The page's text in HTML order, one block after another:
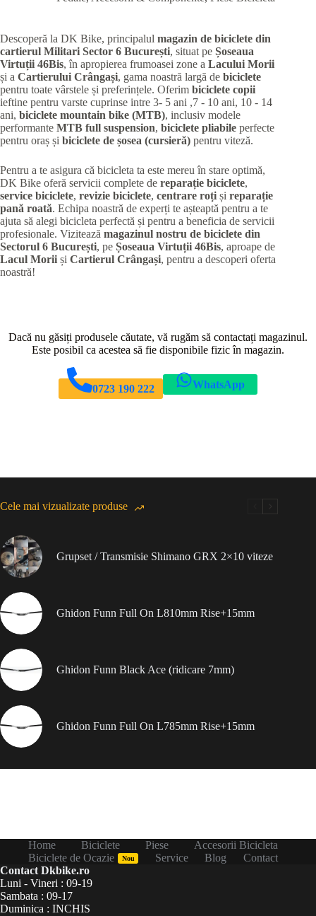
Descoperă la DK Bike, principalul magazin de biciclete din
cartierul Militari Sector 6 București, situat pe Șoseaua
Virtuții 46Bis, în apropierea frumoasei zone a Lacului Morii
și a Cartierului Crângași, gama noastră largă de biciclete
pentru toate vârstele și preferințele. Oferim biciclete copii
ieftine pentru varste cuprinse intre 3- 5 ani ,7 - 10 ani, 10 - 14
ani, biciclete mountain bike (MTB), inclusiv modele
performante MTB full suspension, biciclete pliabile perfecte
pentru oraș și biciclete de șosea (cursieră) pentru viteză.
Pentru a te asigura că bicicleta ta este mereu în stare optimă,
DK Bike oferă servicii complete de reparație biciclete,
service biciclete, revizie biciclete, centrare roți și reparație
pană roată. Echipa noastră de experți te așteaptă pentru a te
ajuta să alegi bicicleta perfectă și pentru a beneficia de servicii
profesionale. Vizitează magazinul nostru de biciclete din
Sectorul 6 București, pe Șoseaua Virtuții 46Bis, aproape de
Lacul Morii și Cartierul Crângași, pentru a descoperi oferta
noastră!
Dacă nu găsiți produsele căutate, vă rugăm să contactați magazinul.
Este posibil ca acestea să fie disponibile fizic în magazin.
0723 190 222 WhatsApp
Cele mai vizualizate produse
Grupset / Transmisie Shimano GRX 2×10 viteze
Ghidon Funn Full On L810mm Rise+15mm
Ghidon Funn Black Ace (ridicare 7mm)
Ghidon Funn Full On L785mm Rise+15mm
Home Biciclete Piese
Accesorii Bicicleta
Biciclete de Ocazie
Nou Service Blog
Contact
Contact Dkbike.ro
Luni - Vineri : 09-19
Sambata : 09-17
Duminica : INCHIS